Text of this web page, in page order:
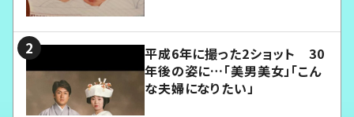
平成6年に撮った2ショット 30
年後の姿に…「美男美女」「こん
な夫婦になりたい」